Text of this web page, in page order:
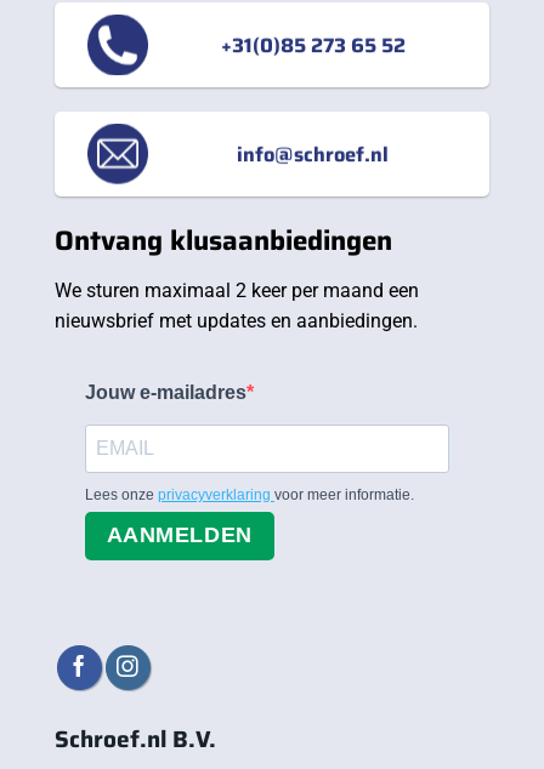
+31(0)85 273 65 52
info@schroef.nl
Ontvang klusaanbiedingen
We sturen maximaal 2 keer per maand een
nieuwsbrief met updates en aanbiedingen.
Jouw e-mailadres
Lees onze privacyverklaring voor meer informatie.
AANMELDEN
Schroef.nl B.V.